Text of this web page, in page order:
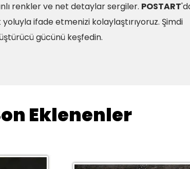
renkler ve net detaylar sergiler. POSTART
yoluyla ifade etmenizi kolaylaştırıyoruz. Şimdi
gücünü keşfedin.
Eklenenler